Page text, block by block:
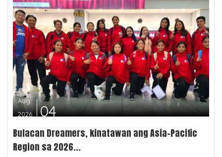
Aug
2026
04
Bulacan Dreamers, kinatawan ang Asia-Pacific
Region sa 2026...